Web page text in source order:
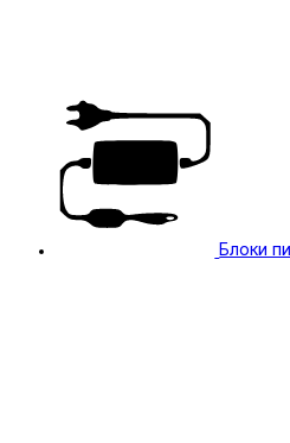
Блоки